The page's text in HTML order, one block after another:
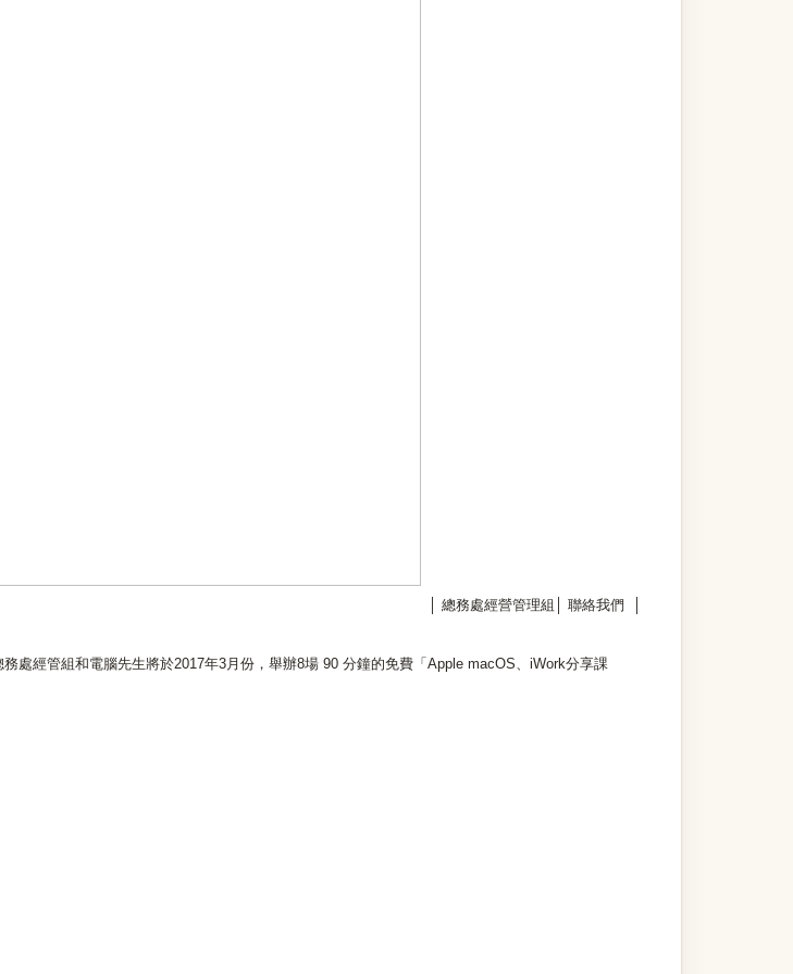
總務處經營管理組 聯絡我們
經管組和電腦先生將於2017年3月份，舉辦8場 90 分鐘的免費「Apple macOS、iWork分享課